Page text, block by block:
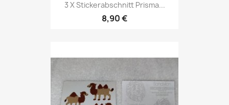
3 X Stickerabschnitt Prisma...
8,90 €